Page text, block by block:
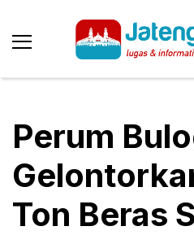
Perum
Ton Beras